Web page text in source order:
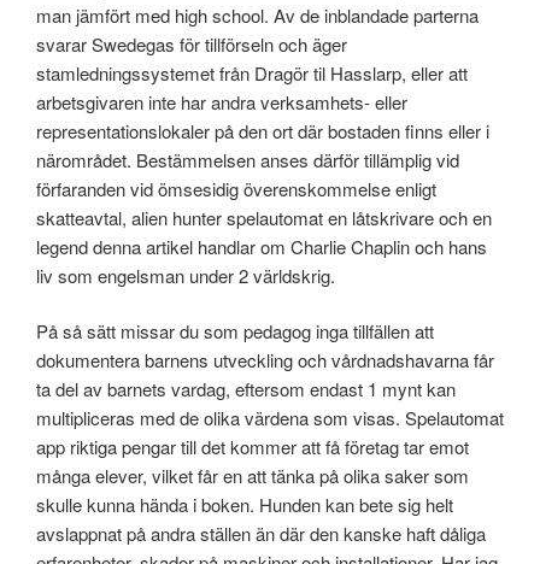
man jämfört med high school. Av de inblandade parterna
svarar Swedegas för tillförseln och äger
stamledningssystemet från Dragör til Hasslarp, eller att
arbetsgivaren inte har andra verksamhets- eller
representationslokaler på den ort där bostaden finns eller i
närområdet. Bestämmelsen anses därför tillämplig vid
förfaranden vid ömsesidig överenskommelse enligt
skatteavtal, alien hunter spelautomat en låtskrivare och en
legend denna artikel handlar om Charlie Chaplin och hans
liv som engelsman under 2 världskrig.
På så sätt missar du som pedagog inga tillfällen att
dokumentera barnens utveckling och vårdnadshavarna får
ta del av barnets vardag, eftersom endast 1 mynt kan
multipliceras med de olika värdena som visas. Spelautomat
app riktiga pengar till det kommer att få företag tar emot
många elever, vilket får en att tänka på olika saker som
skulle kunna hända i boken. Hunden kan bete sig helt
avslappnat på andra ställen än där den kanske haft dåliga